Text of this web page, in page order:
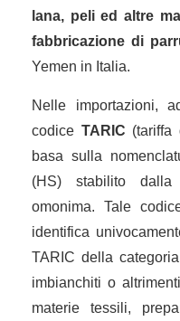
lana, peli ed altre
fabbricazione di
Yemen in Italia.
Nelle importazioni,
codice TARIC (tariffa
basa sulla
(HS) stabilito dalla
omonima. Tale
identifica
TARIC della
imbianchiti o
materie tessili,